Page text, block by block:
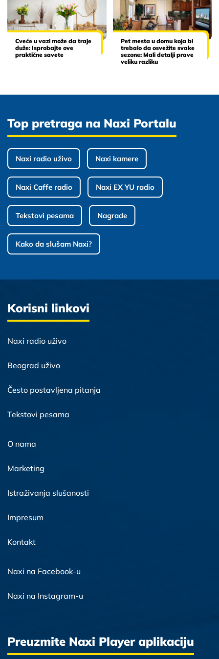
Cveće u vazi može da traje
duže: Isprobajte ove
praktične savete
Pet mesta u domu koja bi
trebalo da osvežite svake
sezone: Mali detalji prave
veliku razliku
Top pretraga na Naxi Portalu
Naxi radio uživo Naxi kamere
Naxi Caffe radio Naxi EX YU radio
Tekstovi pesama Nagrade
Kako da slušam Naxi?
Korisni linkovi
Naxi radio uživo
Beograd uživo
Često postavljena pitanja
Tekstovi pesama
O nama
Marketing
Istraživanja slušanosti
Impresum
Kontakt
Naxi na Facebook-u
Naxi na Instagram-u
Preuzmite Naxi Player aplikaciju